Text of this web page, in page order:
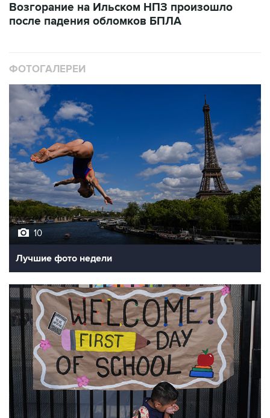
Возгорание на Ильском НПЗ произошло
после падения обломков БПЛА
ФОТОГАЛЕРЕИ
10
Лучшие фото недели